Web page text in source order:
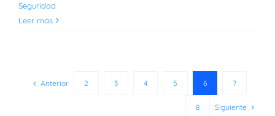
Seguridad
Leer más
Anterior 2 3 4 5 6 7
8 Siguiente